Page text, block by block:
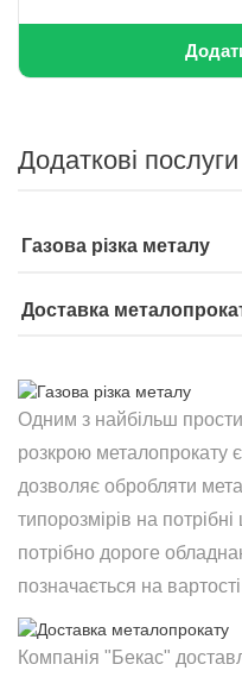
Додаткові послуги
Газова різка металу
Доставка
Одним з найбільш
розкрою металопрокату
дозволяє обробляти
типорозмірів на
потрібно дороге
позначається на
Компанія "Бекас"